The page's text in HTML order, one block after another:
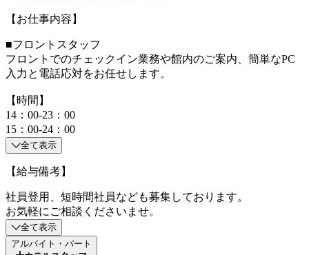
【お仕事内容】
■フロントスタッフ
フロントでのチェックイン業務や館内のご案内、簡単なPC
入力と電話応対をお任せします。
【時間】
14：00-23：00
15：00-24：00
全て表示
【給与備考】
社員登用、短時間社員なども募集しております。
お気軽にご相談くださいませ。
全て表示
アルバイト・パート